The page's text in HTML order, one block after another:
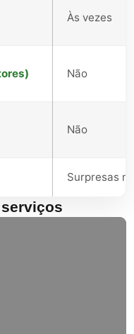
Às vezes
Não
Não
Surpresas